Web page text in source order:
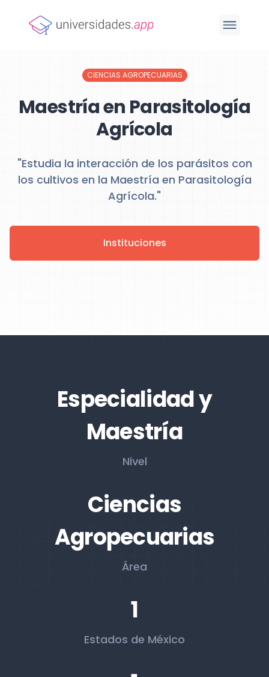
CIENCIAS AGROPECUARIAS
Maestría en Parasitología
Agrícola
"Estudia la interacción de los parásitos con
los cultivos en la Maestría en Parasitología
Agrícola."
Instituciones
Especialidad y
Maestría
Nivel
Ciencias
Agropecuarias
Área
1
Estados de México